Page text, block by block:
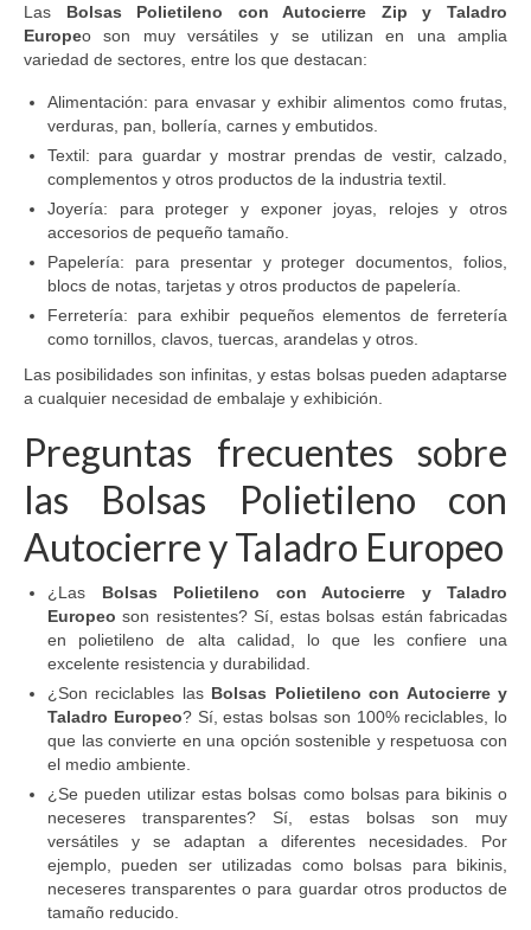
Las Bolsas Polietileno con Autocierre Zip y Taladro
Europeo son muy versátiles y se utilizan en una amplia
variedad de sectores, entre los que destacan:
Alimentación: para envasar y exhibir alimentos como frutas,
verduras, pan, bollería, carnes y embutidos.
Textil: para guardar y mostrar prendas de vestir, calzado,
complementos y otros productos de la industria textil.
Joyería: para proteger y exponer joyas, relojes y otros
accesorios de pequeño tamaño.
Papelería: para presentar y proteger documentos, folios,
blocs de notas, tarjetas y otros productos de papelería.
Ferretería: para exhibir pequeños elementos de ferretería
como tornillos, clavos, tuercas, arandelas y otros.
Las posibilidades son infinitas, y estas bolsas pueden adaptarse
a cualquier necesidad de embalaje y exhibición.
Preguntas frecuentes sobre
las Bolsas Polietileno con
Autocierre y Taladro Europeo
¿Las Bolsas Polietileno con Autocierre y Taladro
Europeo son resistentes? Sí, estas bolsas están fabricadas
en polietileno de alta calidad, lo que les confiere una
excelente resistencia y durabilidad.
¿Son reciclables las Bolsas Polietileno con Autocierre y
Taladro Europeo? Sí, estas bolsas son 100% reciclables, lo
que las convierte en una opción sostenible y respetuosa con
el medio ambiente.
¿Se pueden utilizar estas bolsas como bolsas para bikinis o
neceseres transparentes? Sí, estas bolsas son muy
versátiles y se adaptan a diferentes necesidades. Por
ejemplo, pueden ser utilizadas como bolsas para bikinis,
neceseres transparentes o para guardar otros productos de
tamaño reducido.